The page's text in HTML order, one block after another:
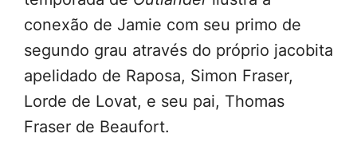
conexão de Jamie com seu primo de
segundo grau através do próprio jacobita
apelidado de Raposa, Simon Fraser,
Lorde de Lovat, e seu pai, Thomas
Fraser de Beaufort.